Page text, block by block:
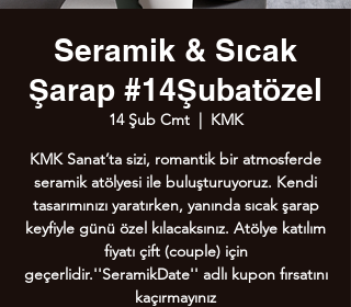
Seramik & Sıcak
Şarap #14Şubatözel
14 Şub Cmt
  |
KMK
KMK Sanat’ta sizi, romantik bir atmosferde
seramik atölyesi ile buluşturuyoruz. Kendi
tasarımınızı yaratırken, yanında sıcak şarap
keyfiyle günü özel kılacaksınız. Atölye katılım
fiyatı çift (couple) için
geçerlidir.''SeramikDate'' adlı kupon fırsatını
kaçırmayınız